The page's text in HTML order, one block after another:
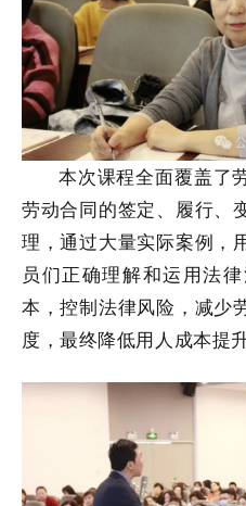
本次课程全面覆盖了
劳动合同的签定、履行、
理，通过大量实际案例，
员们正确理解和运用法
本，控制法律风险，减少
度，最终降低用人成本提